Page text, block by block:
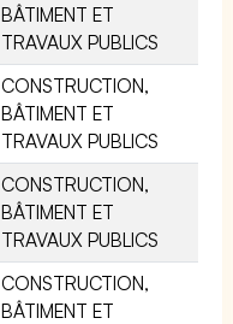
BÂTIMENT ET
TRAVAUX PUBLICS
CONSTRUCTION,
BÂTIMENT ET
TRAVAUX PUBLICS
CONSTRUCTION,
BÂTIMENT ET
TRAVAUX PUBLICS
CONSTRUCTION,
BÂTIMENT ET